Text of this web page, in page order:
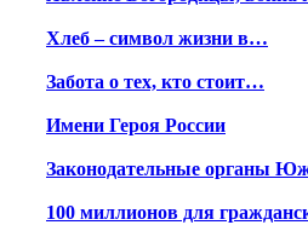
Хлеб – символ жизни в…
Забота о тех, кто стоит…
Имени Героя России
Законодательные органы
100 миллионов для